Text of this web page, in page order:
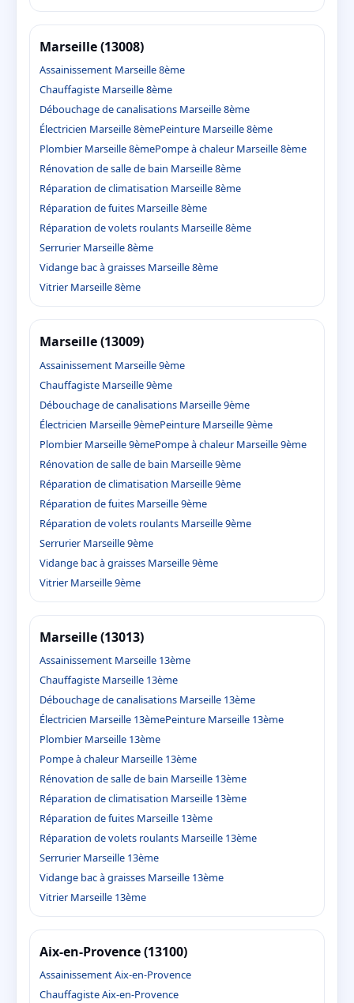
Marseille (13008)
Assainissement Marseille 8ème
Chauffagiste Marseille 8ème
Débouchage de canalisations Marseille 8ème
Électricien Marseille 8èmePeinture Marseille 8ème
Plombier Marseille 8èmePompe à chaleur Marseille 8ème
Rénovation de salle de bain Marseille 8ème
Réparation de climatisation Marseille 8ème
Réparation de fuites Marseille 8ème
Réparation de volets roulants Marseille 8ème
Serrurier Marseille 8ème
Vidange bac à graisses Marseille 8ème
Vitrier Marseille 8ème
Marseille (13009)
Assainissement Marseille 9ème
Chauffagiste Marseille 9ème
Débouchage de canalisations Marseille 9ème
Électricien Marseille 9èmePeinture Marseille 9ème
Plombier Marseille 9èmePompe à chaleur Marseille 9ème
Rénovation de salle de bain Marseille 9ème
Réparation de climatisation Marseille 9ème
Réparation de fuites Marseille 9ème
Réparation de volets roulants Marseille 9ème
Serrurier Marseille 9ème
Vidange bac à graisses Marseille 9ème
Vitrier Marseille 9ème
Marseille (13013)
Assainissement Marseille 13ème
Chauffagiste Marseille 13ème
Débouchage de canalisations Marseille 13ème
Électricien Marseille 13èmePeinture Marseille 13ème
Plombier Marseille 13ème
Pompe à chaleur Marseille 13ème
Rénovation de salle de bain Marseille 13ème
Réparation de climatisation Marseille 13ème
Réparation de fuites Marseille 13ème
Réparation de volets roulants Marseille 13ème
Serrurier Marseille 13ème
Vidange bac à graisses Marseille 13ème
Vitrier Marseille 13ème
Aix-en-Provence (13100)
Assainissement Aix-en-Provence
Chauffagiste Aix-en-Provence